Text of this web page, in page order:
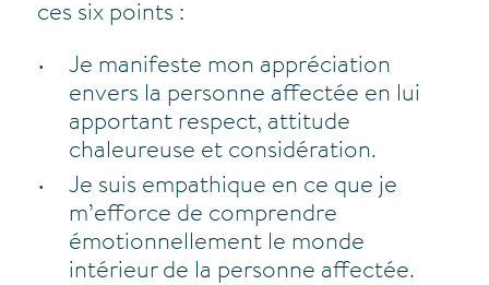
ces six points :
Je manifeste mon appréciation
envers la personne affectée en lui
apportant respect, attitude
chaleureuse et considération.
Je suis empathique en ce que je
m’efforce de comprendre
émotionnellement le monde
intérieur de la personne affectée.